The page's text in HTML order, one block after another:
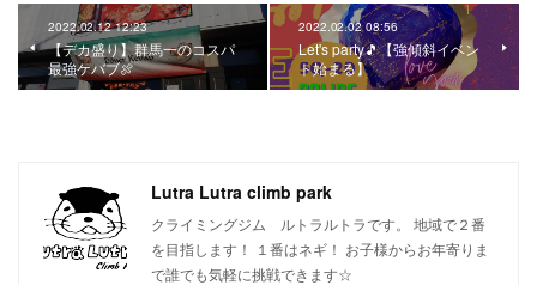
2022.02.12 12:23
【デカ盛り】群馬一のコスパ
最強ケバブ🍖
2022.02.02 08:56
Let's party🎵【強傾斜イベン
ト始まる】
Lutra Lutra climb park
クライミングジム ルトラルトラです。 地域で２番
を目指します！ １番はネギ！ お子様からお年寄りま
で誰でも気軽に挑戦できます☆